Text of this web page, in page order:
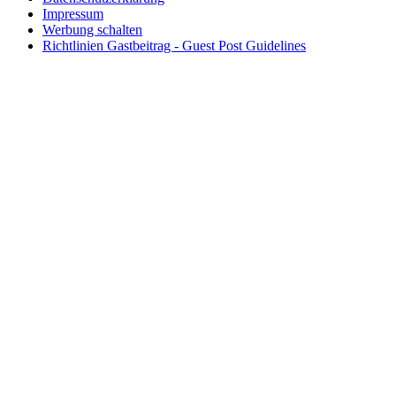
Impressum
Werbung schalten
Richtlinien Gastbeitrag - Guest Post Guidelines